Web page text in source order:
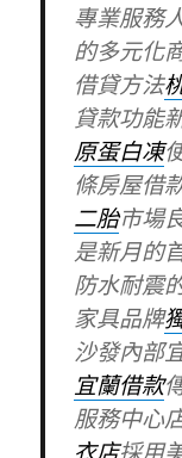
專業服務
的多元化
借貸方法
貸款功能
原蛋白凍
條房屋借
二胎市場
是新月的
防水耐震
家具品牌
沙發內部
宜蘭借款
服務中心
衣店採用